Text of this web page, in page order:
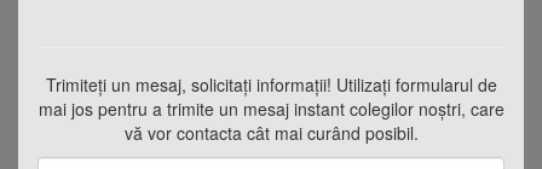
Trimiteți un mesaj, solicitați informații! Utilizați formularul de
mai jos pentru a trimite un mesaj instant colegilor noștri, care
vă vor contacta cât mai curând posibil.